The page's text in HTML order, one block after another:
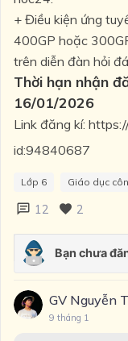
+ Điều kiện ứng
400GP hoặc
trên diễn đàn hỏi
Thời hạn nhận
16/01/2026
Link đăng kí:
id:94840687
Lớp 6 Giáo dục
12 2
GV Nguyễn
9 tháng 1